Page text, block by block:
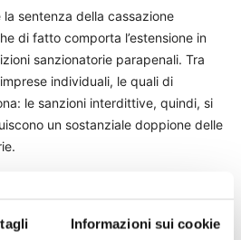
Informazioni sui cookie
sentenza della cassazione
di fatto comporta l’estensione in
sanzionatorie parapenali. Tra
individuali, le quali di
le sanzioni interdittive, quindi, si
un sostanziale doppione delle